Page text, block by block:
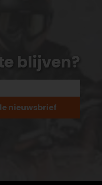
blijven?
nieuwsbrief